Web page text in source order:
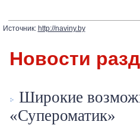
Источник: http://naviny.by
Новости
Широкие
«Супероматик»